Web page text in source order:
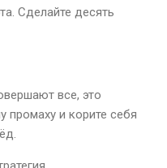
Сделайте десять
все, это
и корите себя